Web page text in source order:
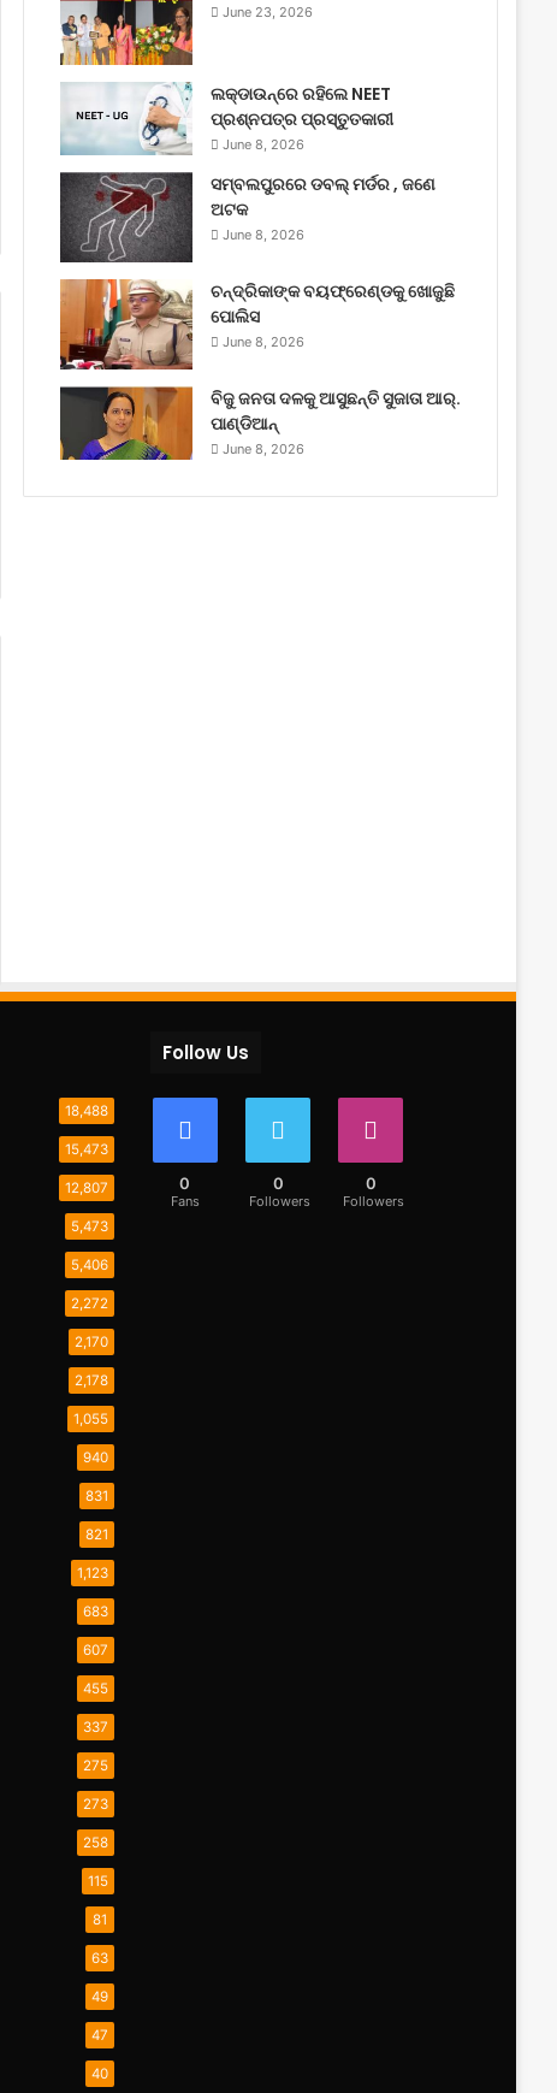
June 23, 2026
ଲକ୍‌ଡାଉନ୍‌ରେ ରହିଲେ NEET
ପ୍ରଶ୍ନପତ୍ର ପ୍ରସ୍ତୁତକାରୀ
June 8, 2026
ସମ୍ବଲପୁରରେ ଡବଲ୍ ମର୍ଡର , ଜଣେ
ଅଟକ
June 8, 2026
ଚନ୍ଦ୍ରିକାଙ୍କ ବୟଫ୍ରେଣ୍ଡକୁ ଖୋଜୁଛି
ପୋଲିସ
June 8, 2026
ବିଜୁ ଜନତା ଦଳକୁ ଆସୁଛନ୍ତି ସୁଜାତା ଆର୍‌.
ପାଣ୍ଡିଆନ୍
June 8, 2026
18,488
15,473
12,807
5,473
5,406
2,272
2,170
2,178
1,055
940
831
821
1,123
683
607
455
337
275
273
258
115
81
63
49
47
40
Follow Us
0
Fans
0
Followers
0
Followers